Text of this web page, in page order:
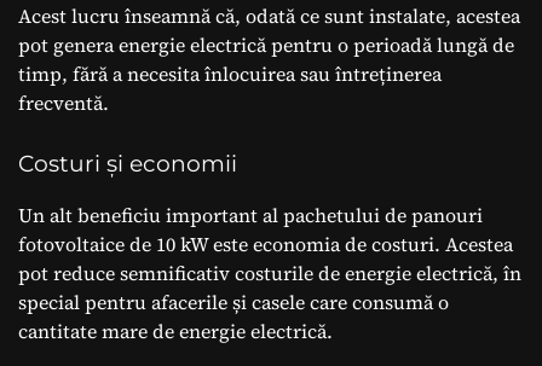
Acest lucru înseamnă că, odată ce sunt instalate, acestea
pot genera energie electrică pentru o perioadă lungă de
timp, fără a necesita înlocuirea sau întreținerea
frecventă.
Costuri și economii
Un alt beneficiu important al pachetului de panouri
fotovoltaice de 10 kW este economia de costuri. Acestea
pot reduce semnificativ costurile de energie electrică, în
special pentru afacerile și casele care consumă o
cantitate mare de energie electrică.